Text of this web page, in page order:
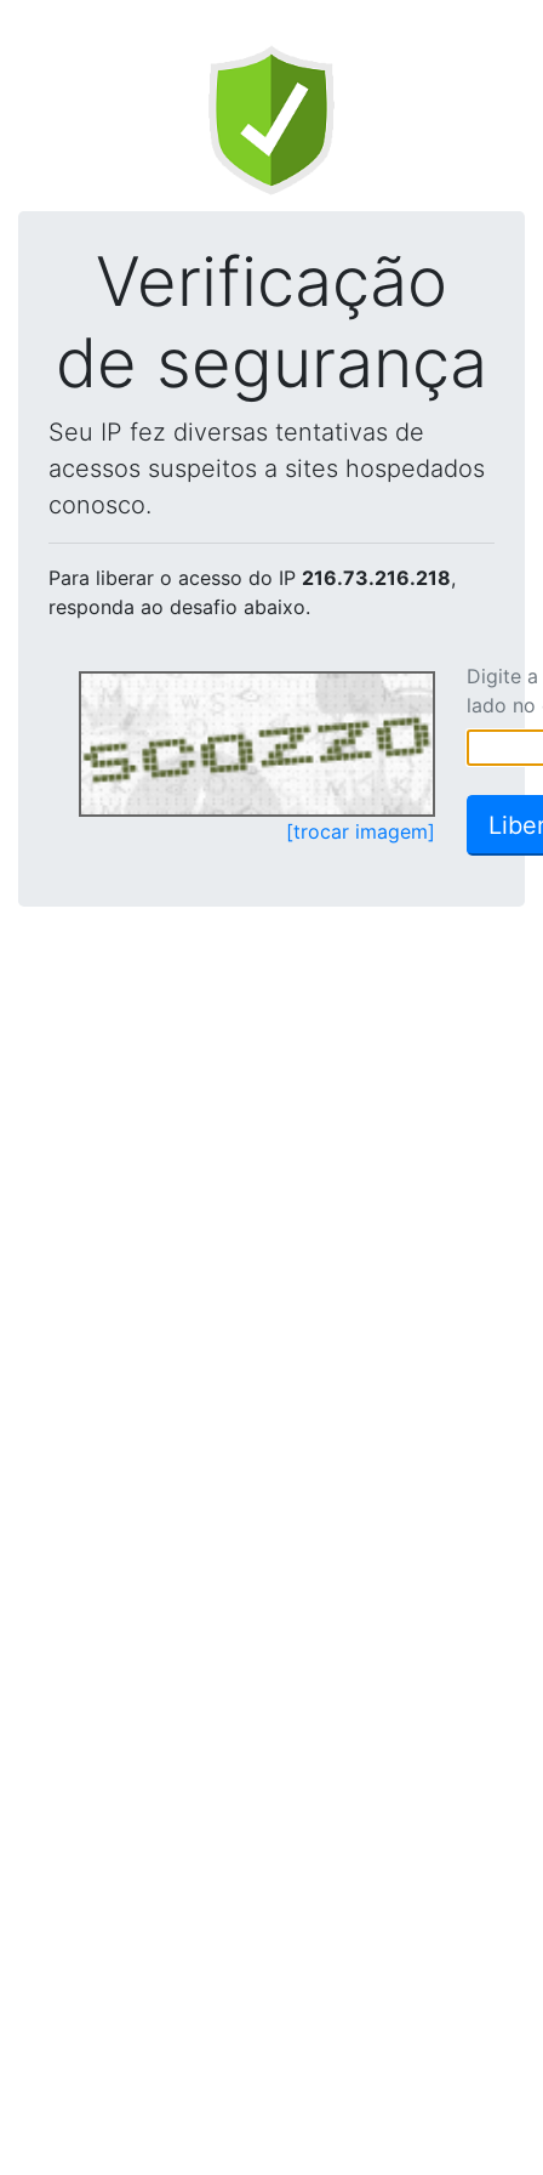
Verificação
de segurança
Seu IP fez diversas tentativas de
acessos suspeitos a sites hospedados
conosco.
Para liberar o acesso do IP 216.73.216.218,
responda ao desafio abaixo.
[trocar imagem]
Digite
lado no